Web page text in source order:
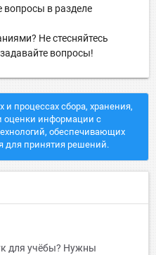
вопросы в разделе
Не стесняйтесь
вопросы!
процессах сбора, хранения,
оценки информации с
обеспечивающих
для принятия решений.
для учёбы? Нужны